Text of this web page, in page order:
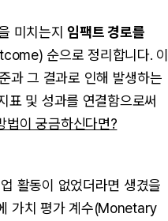
미치는지임팩트 경로를
순으로 정리합니다. 이
과 그 결과로 인해 발생하는
표 및 성과를 연결함으로써
법이 궁금하신다면?
활동이 없었더라면 생겼을
가치 평가 계수(Monetary